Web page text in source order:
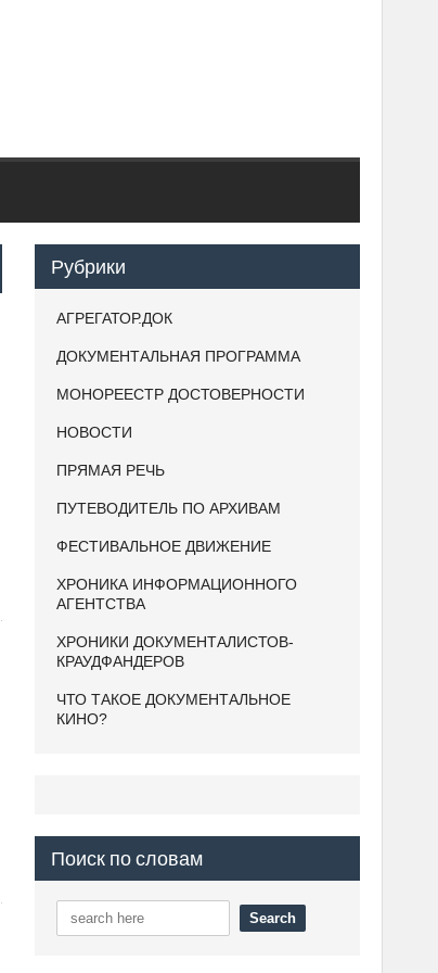
Рубрики
АГРЕГАТОР.ДОК
ДОКУМЕНТАЛЬНАЯ ПРОГРАММА
МОНОРЕЕСТР ДОСТОВЕРНОСТИ
НОВОСТИ
ПРЯМАЯ РЕЧЬ
ПУТЕВОДИТЕЛЬ ПО АРХИВАМ
ФЕСТИВАЛЬНОЕ ДВИЖЕНИЕ
ХРОНИКА ИНФОРМАЦИОННОГО
АГЕНТСТВА
ХРОНИКИ ДОКУМЕНТАЛИСТОВ-
КРАУДФАНДЕРОВ
ЧТО ТАКОЕ ДОКУМЕНТАЛЬНОЕ
КИНО?
Поиск по словам